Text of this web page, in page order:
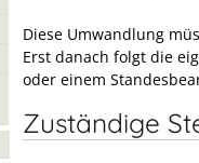
Diese Umwandlung
Erst danach folgt die
oder einem
Zuständige